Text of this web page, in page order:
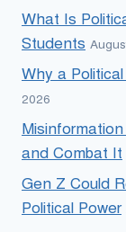
What Is
Students
Why a
2026
and Combat It
Gen Z Could
Political Power